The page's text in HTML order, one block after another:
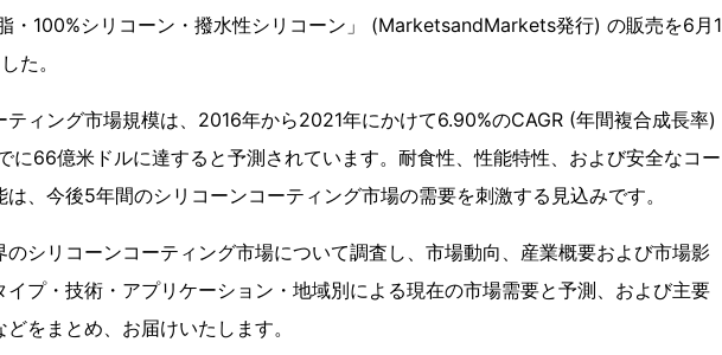
・100%シリコーン・撥水性シリコーン」 (MarketsandMarkets発行) の販売を6月1
た。
ティング市場規模は、2016年から2021年にかけて6.90%のCAGR (年間複合成長率)
に66億米ドルに達すると予測されています。耐食性、性能特性、および安全なコー
、今後5年間のシリコーンコーティング市場の需要を刺激する見込みです。
のシリコーンコーティング市場について調査し、市場動向、産業概要および市場影
イプ・技術・アプリケーション・地域別による現在の市場需要と予測、および主要
をまとめ、お届けいたします。